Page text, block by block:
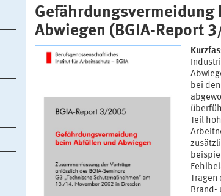
Gefährdungsvermeidung
Abwiegen (BGIA-Report
bei
Teil
Brand-